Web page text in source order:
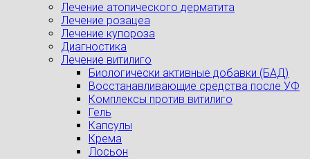
Лечение атопического дерматита
Лечение розацеа
Лечение купороза
Диагностика
Лечение витилиго
Биологически активные добавки (БАД)
Восстанавливающие средства после УФ
Комплексы против витилиго
Гель
Капсулы
Крема
Лосьон